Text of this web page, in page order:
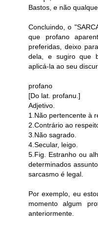
Bastos, e não
Concluindo, o
que profano
preferidas, deixo
dela, e sugiro que
aplicá-la ao seu
profano
[Do lat. profanu.]
Adjetivo.
1.Não pertencente à
2.Contrário ao
3.Não sagrado.
4.Secular, leigo.
5.Fig. Estranho ou
determinados
sarcasmo é legal.
Por exemplo, eu
momento algum
anteriormente.